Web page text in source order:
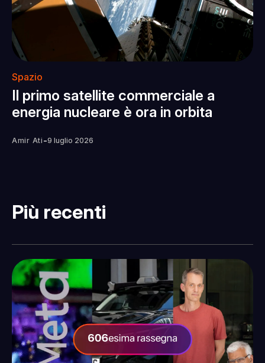
Spazio
Il primo satellite commerciale a
energia nucleare è ora in orbita
Amir Ati -9 luglio 2026
Più recenti